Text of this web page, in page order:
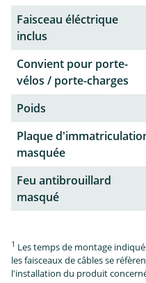
Faisceau éléctrique
inclus
Convient pour porte-
vélos / porte-charges
Poids
Plaque
masquée
Feu antibrouillard
masqué
1 Les temps de montage
les faisceaux de câbles se
l'installation du produit